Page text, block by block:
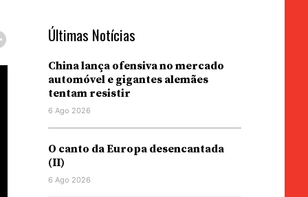
Últimas Notícias
China lança ofensiva no mercado
automóvel e gigantes alemães
tentam resistir
6 Ago 2026
O canto da Europa desencantada
(II)
6 Ago 2026